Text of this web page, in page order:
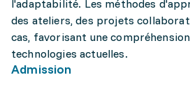
l'adaptabilité. Les méthodes
des ateliers, des projets
cas, favorisant une
technologies actuelles.
Admission